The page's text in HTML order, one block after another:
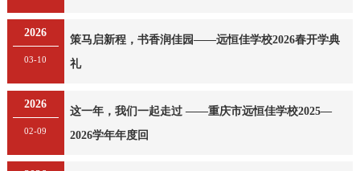
2026
03-10
策马启新程，书香润佳园——远恒佳学校2026春开学典
礼
2026
02-09
这一年，我们一起走过 ——重庆市远恒佳学校2025—
2026学年年度回